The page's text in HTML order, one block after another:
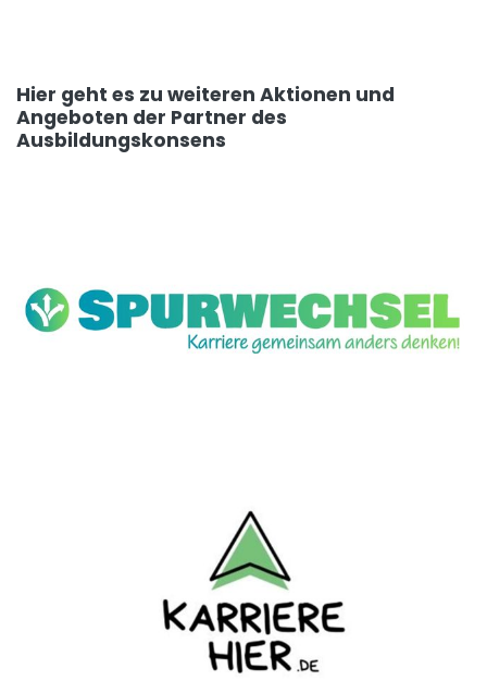
Hier geht es zu weiteren Aktionen und
Angeboten der Partner des
Ausbildungskonsens